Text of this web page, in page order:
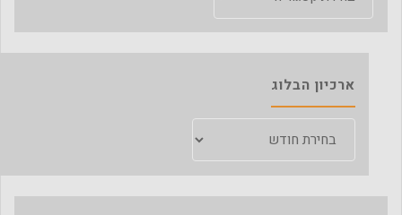
ארכיון הבלוג